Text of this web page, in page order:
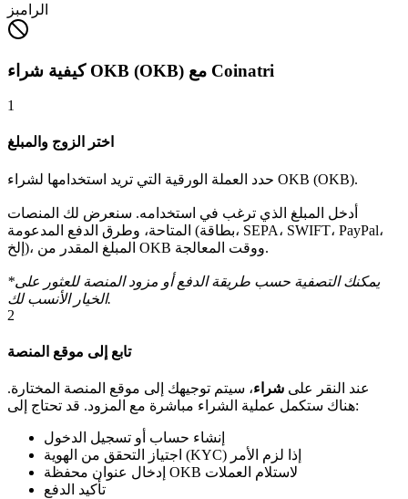
الرامبز
كيفية شراء OKB (OKB) مع Coinatri
1
اختر الزوج والمبلغ
حدد العملة الورقية التي تريد استخدامها لشراء OKB (OKB).
أدخل المبلغ الذي ترغب في استخدامه. سنعرض لك المنصات
المتاحة، وطرق الدفع المدعومة (بطاقة، SEPA، SWIFT، PayPal،
إلخ)، المبلغ المقدر من OKB ووقت المعالجة.
*يمكنك التصفية حسب طريقة الدفع أو مزود المنصة للعثور على
الخيار الأنسب لك.
2
تابع إلى موقع المنصة
عند النقر على شراء، سيتم توجيهك إلى موقع المنصة المختارة.
هناك ستكمل عملية الشراء مباشرة مع المزود. قد تحتاج إلى:
إنشاء حساب أو تسجيل الدخول
اجتياز التحقق من الهوية (KYC) إذا لزم الأمر
إدخال عنوان محفظة OKB لاستلام العملات
تأكيد الدفع